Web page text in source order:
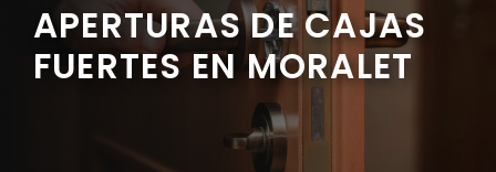
APERTURAS DE CAJAS
FUERTES EN MORALET